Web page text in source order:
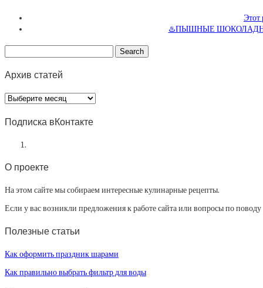
Этот
♨️ПЫШНЫЕ
Архив статей
Архив
статей
Подписка вКонтакте
О проекте
На этом сайте мы собираем интересные кулинарные рецепты.
Если у вас возникли предложения к работе сайта или вопросы по
Полезные статьи
Как оформить праздник шарами
Как правильно выбрать фильтр для воды